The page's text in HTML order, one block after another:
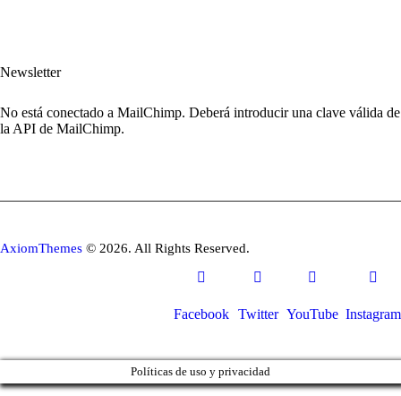
Newsletter
No está conectado a MailChimp. Deberá introducir una clave válida de
la API de MailChimp.
AxiomThemes © 2026. All Rights Reserved.
Facebook Twitter YouTube Instagram
Políticas de uso y privacidad